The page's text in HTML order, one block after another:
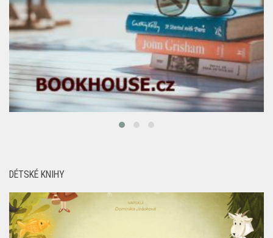
DÉTSKÉ KNIHY